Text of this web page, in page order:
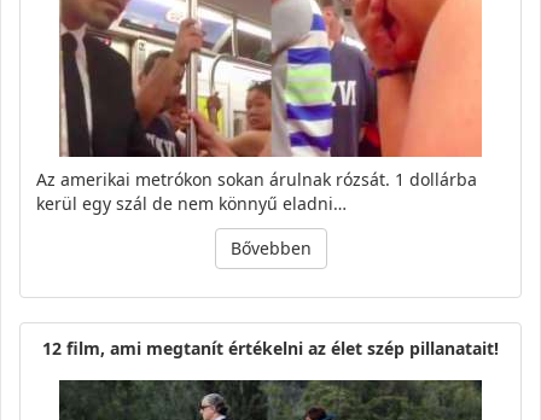
Az amerikai metrókon sokan árulnak rózsát. 1 dollárba
kerül egy szál de nem könnyű eladni…
Bővebben
12 film, ami megtanít értékelni az élet szép pillanatait!